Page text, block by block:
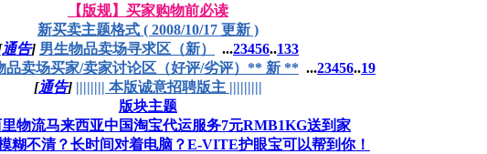
【版规】买家购物前必读
新买卖主题格式 ( 2008/10/17 更新 )
通告] 男生物品卖场寻求区（新） ...23456..133
品卖场买家/卖家讨论区（好评/劣评）** 新 ** ...23456..19
[通告] |||||||| 本版诚意招聘版主 |||||||||
版块主题
物流马来西亚中国淘宝代运服务7元RMB1KG送到家
糊不清？长时间对着电脑？E-VITE护眼宝可以帮到你！